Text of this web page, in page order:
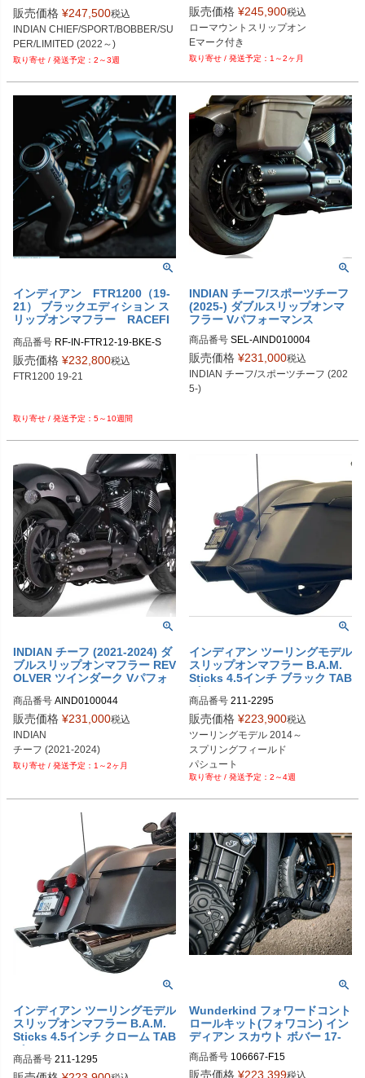
マンス)
販売価格 ¥247,500税込
INDIAN CHIEF/SPORT/BOBBER/SU
PER/LIMITED (2022～)
2～3週
販売価格 ¥245,900税込
ローマウントスリップオン
Eマーク付き
1～2ヶ月
インディアン FTR1200（19-
21） ブラックエディション ス
リップオンマフラー RACEFI
商品番号 RF-IN-FTR12-19-BKE-S
販売価格 ¥232,800税込
FTR1200 19-21
5～10週間
INDIAN チーフ/スポーツチーフ
(2025-) ダブルスリップオンマ
フラー Vパフォーマンス
商品番号 SEL-AIND010004
販売価格 ¥231,000税込
INDIAN チーフ/スポーツチーフ (202
5-)
INDIAN チーフ (2021-2024) ダ
ブルスリップオンマフラー REV
OLVER ツインダーク Vパフォ
商品番号 AIND0100044
販売価格 ¥231,000税込
INDIAN
チーフ (2021-2024)
1～2ヶ月
インディアン ツーリングモデル
スリップオンマフラー B.A.M.
Sticks 4.5インチ ブラック TAB
パフォーマンス
商品番号 211-2295
販売価格 ¥223,900税込
ツーリングモデル 2014～
スプリングフィールド
パシュート
チーフテン
2～4週
インディアン ツーリングモデル
スリップオンマフラー B.A.M.
Sticks 4.5インチ クローム TAB
パフォーマンス
商品番号 211-1295
Wunderkind フォワードコント
ロールキット(フォワコン) イン
ディアン スカウト ボバー 17-
商品番号 106667-F15
wuk_106667-F15
販売価格 ¥223,399